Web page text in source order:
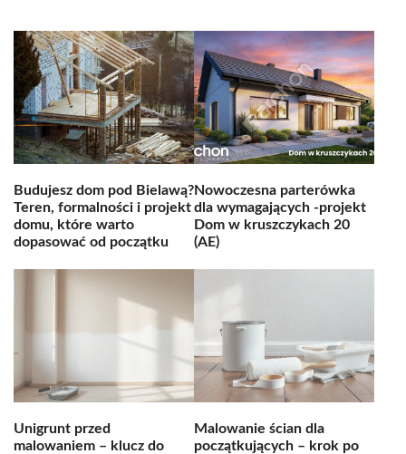
Budujesz dom pod Bielawą?
Teren, formalności i projekt
domu, które warto
dopasować od początku
Nowoczesna parterówka
dla wymagających -projekt
Dom w kruszczykach 20
(AE)
Unigrunt przed
malowaniem – klucz do
Malowanie ścian dla
początkujących – krok po